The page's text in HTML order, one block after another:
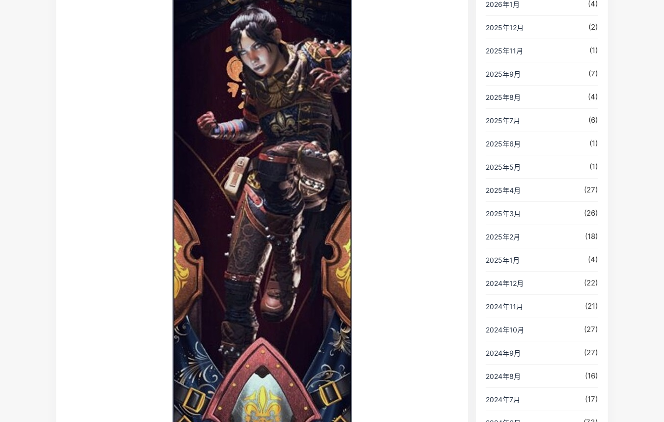
2026年1月 (4)
2025年12月 (2)
2025年11月 (1)
2025年9月 (7)
2025年8月 (4)
2025年7月 (6)
2025年6月 (1)
2025年5月 (1)
2025年4月 (27)
2025年3月 (26)
2025年2月 (18)
2025年1月 (4)
2024年12月 (22)
2024年11月 (21)
2024年10月 (27)
2024年9月 (27)
2024年8月 (16)
2024年7月 (17)